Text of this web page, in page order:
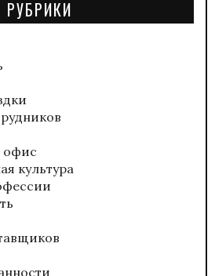
РУБРИКИ
офис
культура